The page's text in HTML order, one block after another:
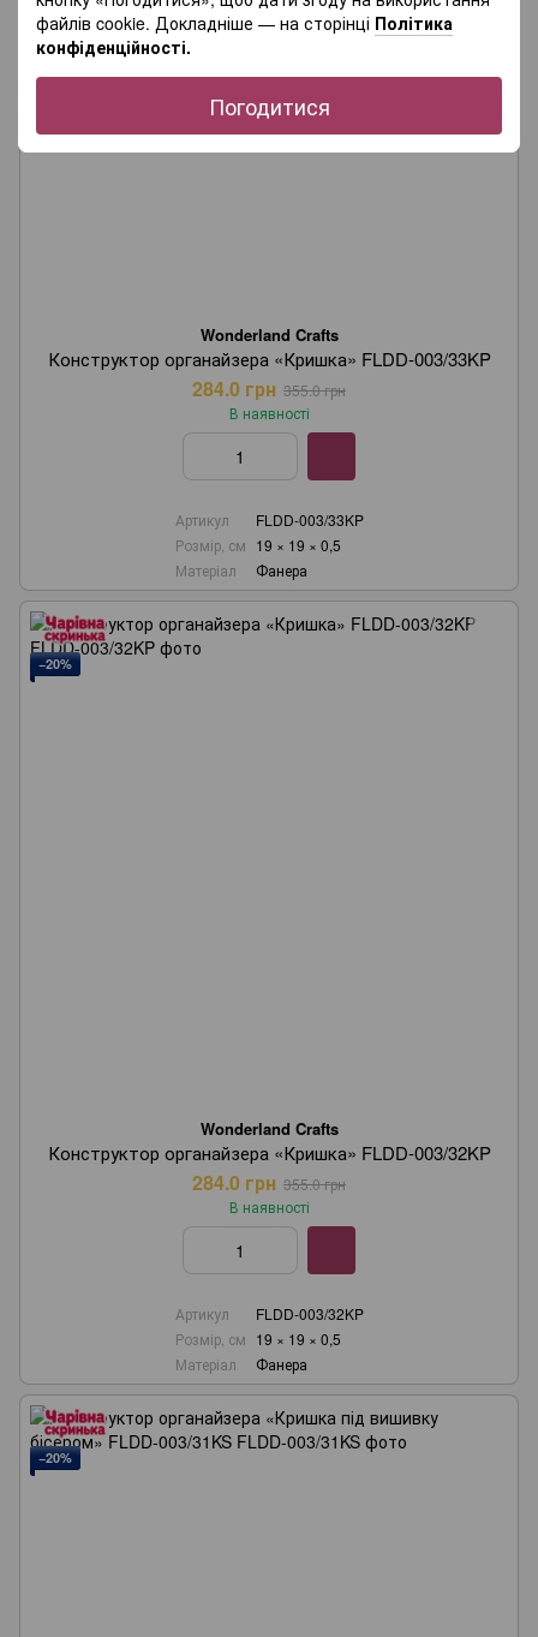
файлів cookie. Докладніше — на сторінці Політика
конфіденційності.
Погодитися
Wonderland Crafts
Конструктор органайзера «Кришка» FLDD-003/33KP
284.0 грн 355.0 грн
В наявності
Артикул
FLDD-003/33KP
Розмір, см 19 × 19 × 0,5
Матеріал
Фанера
−20%
Wonderland Crafts
Конструктор органайзера «Кришка» FLDD-003/32KP
284.0 грн 355.0 грн
В наявності
Артикул
FLDD-003/32KP
Розмір, см 19 × 19 × 0,5
Матеріал
Фанера
−20%